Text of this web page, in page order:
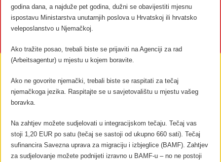
godina dana, a najduže pet godina, dužni se obavijestiti mjesnu
ispostavu Ministarstva unutarnjih poslova u Hrvatskoj ili hrvatsko
veleposlanstvo u Njemačkoj.
Ako tražite posao, trebali biste se prijaviti na Agenciji za rad
(Arbeitsagentur) u mjestu u kojem boravite.
Ako ne govorite njemački, trebali biste se raspitati za tečaj
njemačkoga jezika. Raspitajte se u savjetovalištu u mjestu vašeg
boravka.
Na zahtjev možete sudjelovati u integracijskom tečaju. Tečaj vas
stoji 1,20 EUR po satu (tečaj se sastoji od ukupno 660 sati). Tečaj
sufinancira Savezna uprava za migraciju i izbjeglice (BAMF). Zahtjev
za sudjelovanje možete podnijeti izravno u BAMF-u – no ne postoji